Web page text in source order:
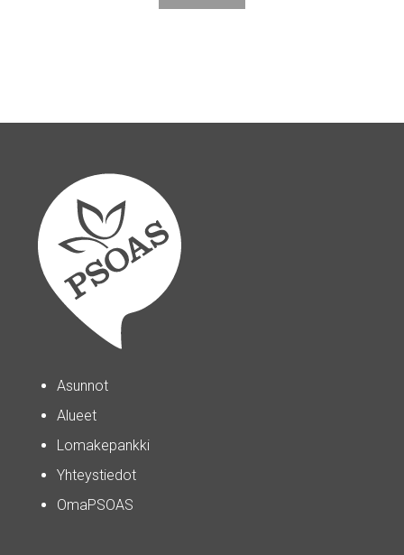
Asunnot
Alueet
Lomakepankki
Yhteystiedot
OmaPSOAS